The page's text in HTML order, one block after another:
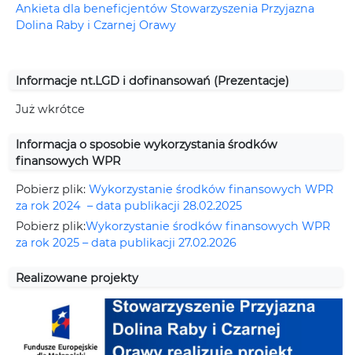
Ankieta dla beneficjentów Stowarzyszenia Przyjazna
Dolina Raby i Czarnej Orawy
Informacje nt.LGD i dofinansowań (Prezentacje)
Już wkrótce
Informacja o sposobie wykorzystania środków
finansowych WPR
Pobierz plik: Wykorzystanie środków finansowych WPR
za rok 2024 – data publikacji 28.02.2025
Pobierz plik:Wykorzystanie środków finansowych WPR
za rok 2025 – data publikacji 27.02.2026
Realizowane projekty